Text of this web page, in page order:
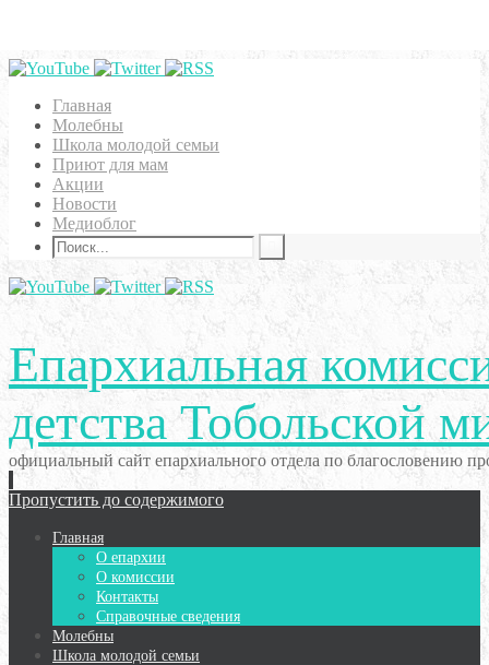
Главная
Молебны
Школа молодой семьи
Приют для мам
Акции
Новости
Медиоблог
Епархиальная
детства Тобольской
официальный сайт епархиального отдела по благословению
Пропустить до содержимого
Главная
О епархии
О комиссии
Контакты
Справочные сведения
Молебны
Школа молодой семьи